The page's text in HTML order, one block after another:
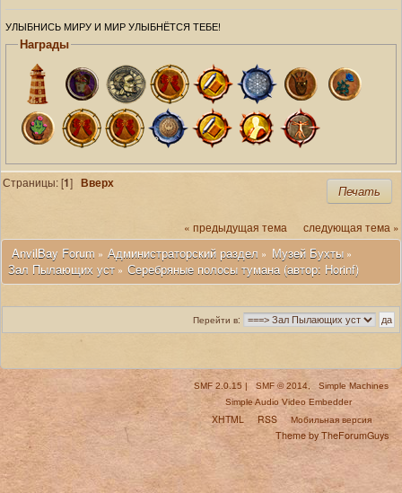
УЛЫБНИСЬ МИРУ И МИР УЛЫБНЁТСЯ ТЕБЕ!
Награды
Печать
Страницы: [1]Вверх
« предыдущая тема следующая тема »
AnvilBay Forum » Администраторский раздел » Музей Бухты»
Зал Пылающих уст» Серебряные полосы тумана (автор: Horinf)
Перейти в:
SMF 2.0.15 | SMF © 2014,
Simple Machines
Simple Audio Video Embedder
XHTML RSS
Мобильная версия
Theme by TheForumGuys